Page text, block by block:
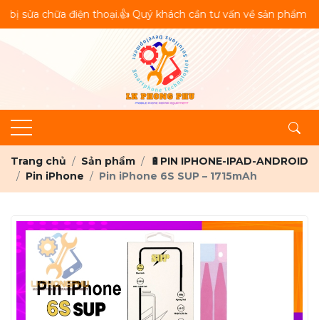
điện thoại.👍 Quý khách cần tư vấn về sản phẩm vui
Trang chủ Sản phẩm
🔋PIN IPHONE-IPAD-ANDROID
Pin iPhone
Pin iPhone 6S SUP – 1715mAh